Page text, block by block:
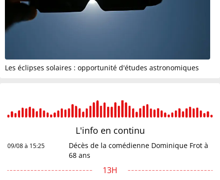
Les éclipses solaires : opportunité d'études astronomiques
L'info en continu
09/08 à 15:25
Décès de la comédienne Dominique Frot à
68 ans
13H